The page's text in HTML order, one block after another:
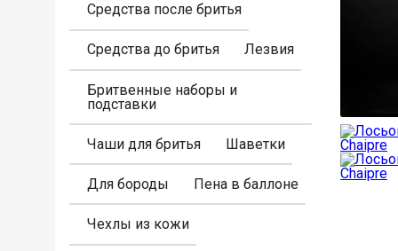
Средства после бритья
Средства до бритья Лезвия
Бритвенные наборы и
подставки
Чаши для бритья Шаветки
Для бороды Пена в баллоне
Чехлы из кожи